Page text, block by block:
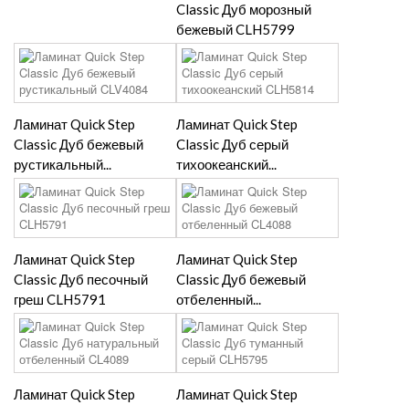
Classic Дуб морозный
бежевый CLH5799
Ламинат Quick Step
Classic Дуб бежевый
рустикальный...
Ламинат Quick Step
Classic Дуб серый
тихоокеанский...
Ламинат Quick Step
Classic Дуб песочный
греш CLH5791
Ламинат Quick Step
Classic Дуб бежевый
отбеленный...
Ламинат Quick Step
Ламинат Quick Step